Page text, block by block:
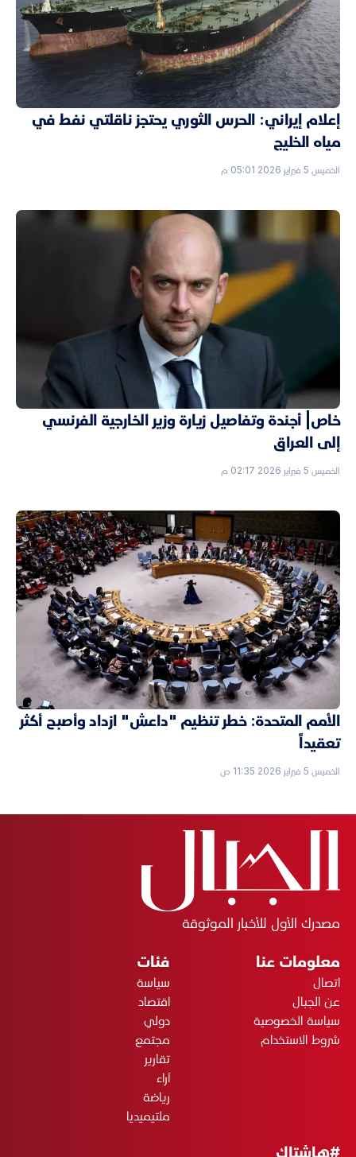
إعلام إيراني: الحرس الثوري يحتجز ناقلتي نفط في
مياه الخليج
الخميس 5 فبراير 2026 05:01 م
خاص| أجندة وتفاصيل زيارة وزير الخارجية الفرنسي
إلى العراق
الخميس 5 فبراير 2026 02:17 م
الأمم المتحدة: خطر تنظيم "داعش" ازداد وأصبح أكثر
تعقيداً
الخميس 5 فبراير 2026 11:35 ص
مصدرك الأول للأخبار الموثوقة
معلومات عنا
اتصال
عن الجبال
سياسة الخصوصية
شروط الاستخدام
فئات
سياسة
اقتصاد
دولي
مجتمع
تقارير
آراء
رياضة
ملتيميديا
#هاشتاك